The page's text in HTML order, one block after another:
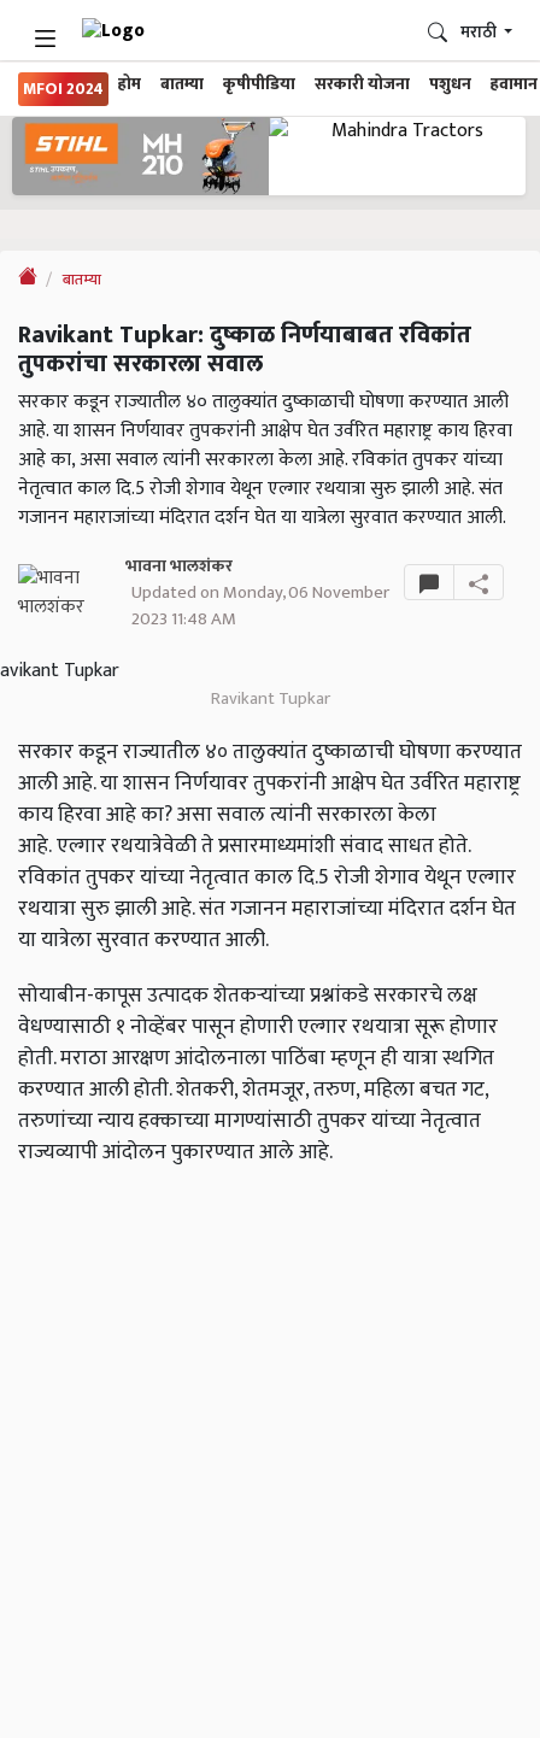
MFOI 2024 होम बातम्या कृषीपीडिया सरकारी योजना पशुधन हवामान
मराठी
बातम्या
Ravikant Tupkar: दुष्काळ निर्णयाबाबत रविकांत
तुपकरांचा सरकारला सवाल
सरकार कडून राज्यातील ४० तालुक्यांत दुष्काळाची घोषणा करण्यात आली
आहे. या शासन निर्णयावर तुपकरांनी आक्षेप घेत उर्वरित महाराष्ट्र काय हिरवा
आहे का, असा सवाल त्यांनी सरकारला केला आहे. रविकांत तुपकर यांच्या
नेतृत्वात काल दि.5 रोजी शेगाव येथून एल्गार रथयात्रा सुरु झाली आहे. संत
गजानन महाराजांच्या मंदिरात दर्शन घेत या यात्रेला सुरवात करण्यात आली.
भावना भालशंकर
Updated on Monday, 06 November
2023 11:48 AM
Ravikant Tupkar
सरकार कडून राज्यातील ४० तालुक्यांत दुष्काळाची घोषणा करण्यात
आली आहे. या शासन निर्णयावर तुपकरांनी आक्षेप घेत उर्वरित महाराष्ट्र
काय हिरवा आहे का? असा सवाल त्यांनी सरकारला केला
आहे. एल्गार रथयात्रेवेळी ते प्रसारमाध्यमांशी संवाद साधत होते.
रविकांत तुपकर यांच्या नेतृत्वात काल दि.5 रोजी शेगाव येथून एल्गार
रथयात्रा सुरु झाली आहे. संत गजानन महाराजांच्या मंदिरात दर्शन घेत
या यात्रेला सुरवात करण्यात आली.
सोयाबीन-कापूस उत्पादक शेतकऱ्यांच्या प्रश्नांकडे सरकारचे लक्ष
वेधण्यासाठी १ नोव्हेंबर पासून होणारी एल्गार रथयात्रा सूरू होणार
होती. मराठा आरक्षण आंदोलनाला पाठिंबा म्हणून ही यात्रा स्थगित
करण्यात आली होती. शेतकरी, शेतमजूर, तरुण, महिला बचत गट,
तरुणांच्या न्याय हक्काच्या मागण्यांसाठी तुपकर यांच्या नेतृत्वात
राज्यव्यापी आंदोलन पुकारण्यात आले आहे.